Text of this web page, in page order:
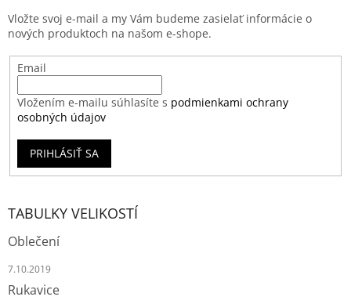
Vložte svoj e-mail a my Vám budeme zasielať informácie o
nových produktoch na našom e-shope.
Email
Vložením e-mailu súhlasíte s podmienkami ochrany
osobných údajov
PRIHLÁSIŤ SA
TABULKY VELIKOSTÍ
Oblečení
7.10.2019
Rukavice